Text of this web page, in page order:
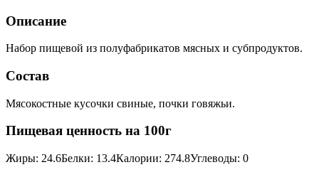
Описание
Набор пищевой из полуфабрикатов мясных и субпродуктов.
Состав
Мясокостные кусочки свиные, почки говяжьи.
Пищевая ценность на 100г
Жиры: 24.6Белки: 13.4Калории: 274.8Углеводы: 0